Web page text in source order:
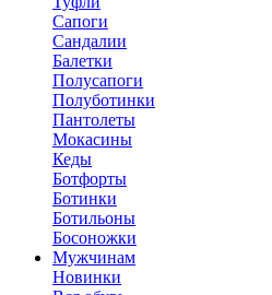
Сапоги
Сандалии
Балетки
Полусапоги
Полуботинки
Пантолеты
Мокасины
Кеды
Ботфорты
Ботинки
Ботильоны
Босоножки
Мужчинам
Новинки